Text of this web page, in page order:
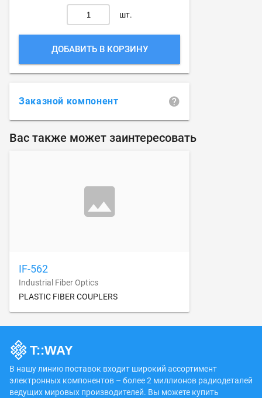
шт.
ДОБАВИТЬ В КОРЗИНУ
Заказной компонент
Вас также может заинтересовать
IF-562
Industrial Fiber Optics
PLASTIC FIBER COUPLERS
В нашу линию поставок входит широкий ассортимент
электронных компонентов – более 2 миллионов радиодеталей
ведущих мировых производителей. Вы можете купить